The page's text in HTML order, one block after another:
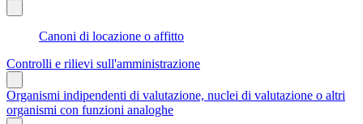
Canoni di locazione o affitto
Controlli e rilievi sull'amministrazione
Organismi indipendenti di valutazione, nuclei di valutazione o altri
organismi con funzioni analoghe